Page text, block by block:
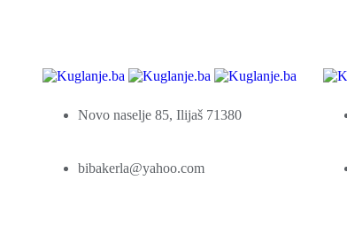
Novo naselje 85, Ilijaš 71380
bibakerla@yahoo.com